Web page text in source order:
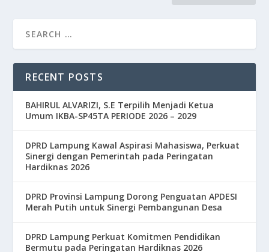
RECENT POSTS
BAHIRUL ALVARIZI, S.E Terpilih Menjadi Ketua
Umum IKBA-SP45TA PERIODE 2026 – 2029
DPRD Lampung Kawal Aspirasi Mahasiswa, Perkuat
Sinergi dengan Pemerintah pada Peringatan
Hardiknas 2026
DPRD Provinsi Lampung Dorong Penguatan APDESI
Merah Putih untuk Sinergi Pembangunan Desa
DPRD Lampung Perkuat Komitmen Pendidikan
Bermutu pada Peringatan Hardiknas 2026